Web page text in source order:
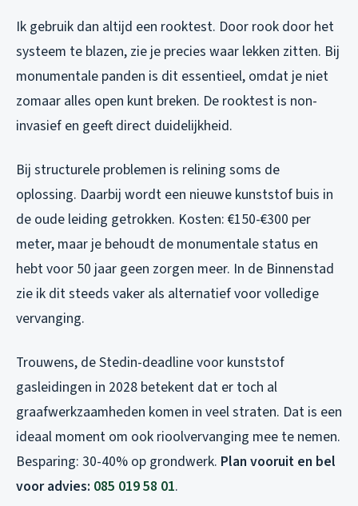
Ik gebruik dan altijd een rooktest. Door rook door het
systeem te blazen, zie je precies waar lekken zitten. Bij
monumentale panden is dit essentieel, omdat je niet
zomaar alles open kunt breken. De rooktest is non-
invasief en geeft direct duidelijkheid.
Bij structurele problemen is relining soms de
oplossing. Daarbij wordt een nieuwe kunststof buis in
de oude leiding getrokken. Kosten: €150-€300 per
meter, maar je behoudt de monumentale status en
hebt voor 50 jaar geen zorgen meer. In de Binnenstad
zie ik dit steeds vaker als alternatief voor volledige
vervanging.
Trouwens, de Stedin-deadline voor kunststof
gasleidingen in 2028 betekent dat er toch al
graafwerkzaamheden komen in veel straten. Dat is een
ideaal moment om ook rioolvervanging mee te nemen.
Besparing: 30-40% op grondwerk. Plan vooruit en bel
voor advies: 085 019 58 01.